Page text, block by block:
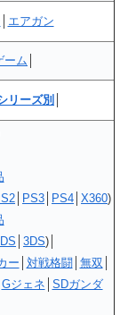
エアガン
ーム
リーズ別
PS3 PS4 X360)
DS 3DS)│
ー 対戦格闘 無双
Gジェネ SDガンダ